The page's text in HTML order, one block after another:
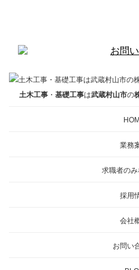
土木工事 ・ 基礎工事は武蔵村山市の
業務
求職者の
採用
会社
お問い